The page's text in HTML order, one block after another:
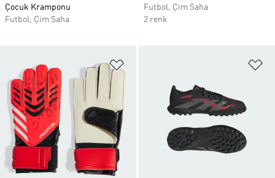
Çocuk Kramponu
Futbol, Çim Saha
Futbol, Çim Saha
2 renk